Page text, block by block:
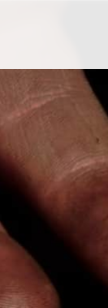
売
日本製品輸出
工製造
ル支援
・家畜輸入
農場